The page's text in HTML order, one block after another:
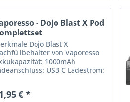
- Dojo Blast X Pod
Dojo Blast X
von Vaporesso
1000mAh
USB C Ladestrom:
Schieberegler Anzeige:
€ *